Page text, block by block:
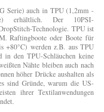
Serie) auch in TPU (1,2mm -
erhältlich. Der 10PSI-
Technologie. TPU ist
Raftingboote oder Boote für
+80°C) werden z.B. aus TPU
in den TPU-Schläuchen keine
Nähte bleiben auch nach
höher Drücke aushalten als
sind Gründe, warum die US-
ihrer Textilanwendungen